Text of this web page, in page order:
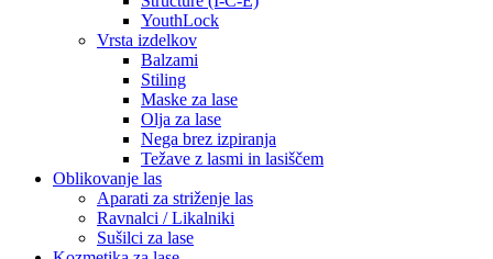
YouthLock
Vrsta izdelkov
Balzami
Stiling
Maske za lase
Olja za lase
Nega brez izpiranja
Težave z lasmi in lasiščem
Oblikovanje las
Aparati za striženje las
Ravnalci / Likalniki
Sušilci za lase